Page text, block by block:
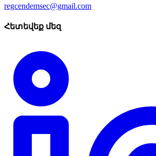
regcendemsec@gmail.com
Հետեվեք մեզ